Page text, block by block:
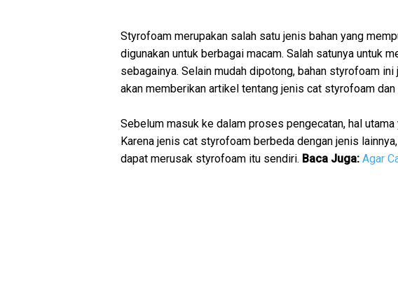
Styrofoam merupakan salah satu jenis bahan yang
digunakan untuk berbagai macam. Salah satunya untuk
sebagainya. Selain mudah dipotong, bahan styrofoam
akan memberikan artikel tentang jenis cat styrofoam
Sebelum masuk ke dalam proses pengecatan, hal
Karena jenis cat styrofoam berbeda dengan jenis
dapat merusak styrofoam itu sendiri. Baca Juga: Agar